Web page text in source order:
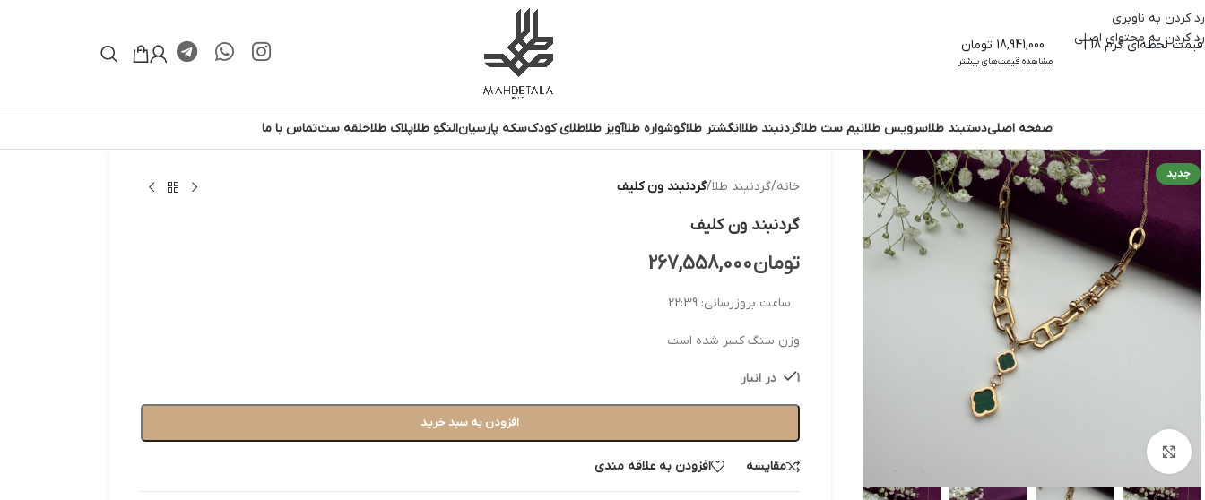
رد کردن به ناوبری
رد کردن به محتوای اصلی
قیمت لحظه‌ای گرم 18 | 18,941,000 تومان
مشاهده قیمت‌های بیشتر
صفحه اصلیدستبند طلاسرویس طلانیم ست طلاگردنبند طلاانگشتر طلاگوشواره طلاآویز طلاطلای کودکسکه پارسیانالنگو طلاپلاک طلاحلقه ستتماس با ما
جدید
خانه/گردنبند طلا/گردنبند ون کلیف
گردنبند ون کلیف
تومان
ساعت بروزرسانی:22:39
وزن سنگ کسر شده است
1 در انبار
افزودن به سبد خرید
مقایسه افزودن به علاقه مندی